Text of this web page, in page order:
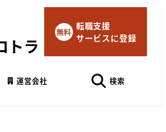
マイページにログイン
トラ
無料 転職支援
サービスに登録
運営会社 検索